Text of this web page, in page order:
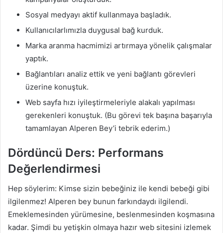
Sosyal medyayı aktif kullanmaya başladık.
Kullanıcılarlımızla duygusal bağ kurduk.
Marka aranma hacmimizi artırmaya yönelik çalışmalar
yaptık.
Bağlantıları analiz ettik ve yeni bağlantı görevleri
üzerine konuştuk.
Web sayfa hızı iyileştirmeleriyle alakalı yapılması
gerekenleri konuştuk. (Bu görevi tek başına başarıyla
tamamlayan Alperen Bey’i tebrik ederim.)
Dördüncü Ders: Performans
Değerlendirmesi
Hep söylerim: Kimse sizin bebeğiniz ile kendi bebeği gibi
ilgilenmez! Alperen bey bunun farkındaydı ilgilendi.
Emeklemesinden yürümesine, beslenmesinden koşmasına
kadar. Şimdi bu yetişkin olmaya hazır web sitesini izlemek